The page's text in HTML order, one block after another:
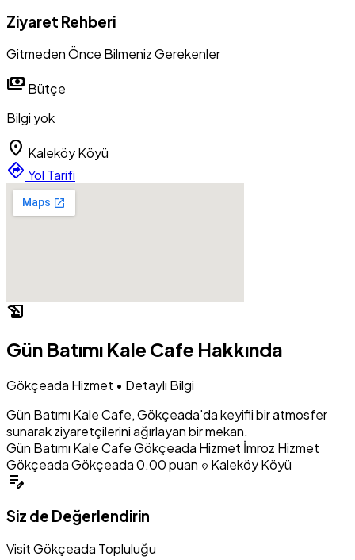
Ziyaret Rehberi
Gitmeden Önce Bilmeniz Gerekenler
payments Bütçe
Bilgi yok
location_on Kaleköy Köyü
directions Yol Tarifi
history_edu
Gün Batımı Kale Cafe Hakkında
Gökçeada Hizmet • Detaylı Bilgi
Gün Batımı Kale Cafe, Gökçeada'da keyifli bir atmosfer
sunarak ziyaretçilerini ağırlayan bir mekan.
Gün Batımı Kale CafeGökçeada Hizmet İmroz Hizmet
Gökçeada Gökçeada0.00 puan location_on Kaleköy Köyü
edit_note
Siz de Değerlendirin
Visit Gökçeada Topluluğu